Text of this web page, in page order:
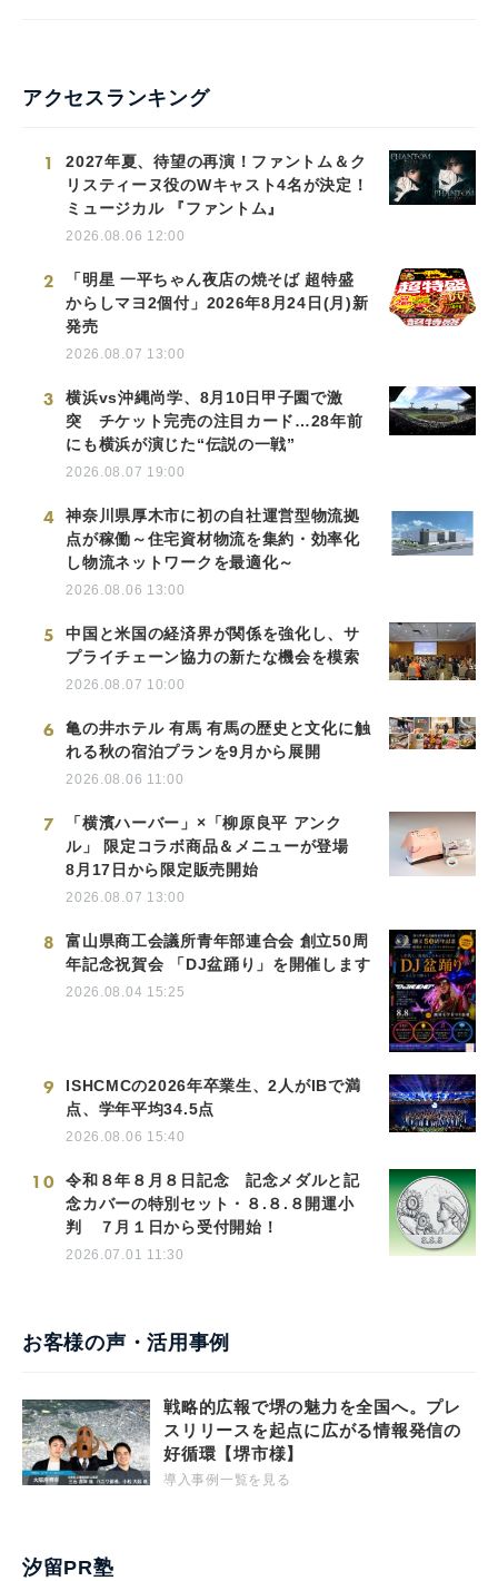
アクセスランキング
1
2027年夏、待望の再演！ファントム＆ク
リスティーヌ役のWキャスト4名が決定！
ミュージカル 『ファントム』
2026.08.06 12:00
2
「明星 一平ちゃん夜店の焼そば 超特盛
からしマヨ2個付」2026年8月24日(月)新
発売
2026.08.07 13:00
3
横浜vs沖縄尚学、8月10日甲子園で激
突 チケット完売の注目カード…28年前
にも横浜が演じた“伝説の一戦”
2026.08.07 19:00
4
神奈川県厚木市に初の自社運営型物流拠
点が稼働～住宅資材物流を集約・効率化
し物流ネットワークを最適化～
2026.08.06 13:00
5
中国と米国の経済界が関係を強化し、サ
プライチェーン協力の新たな機会を模索
2026.08.07 10:00
6
亀の井ホテル 有馬 有馬の歴史と文化に触
れる秋の宿泊プランを9月から展開
2026.08.06 11:00
7
「横濱ハーバー」×「柳原良平 アンク
ル」 限定コラボ商品＆メニューが登場
8月17日から限定販売開始
2026.08.07 13:00
8
富山県商工会議所青年部連合会 創立50周
年記念祝賀会 「DJ盆踊り」を開催します
2026.08.04 15:25
9
ISHCMCの2026年卒業生、2人がIBで満
点、学年平均34.5点
2026.08.06 15:40
10
令和８年８月８日記念 記念メダルと記
念カバーの特別セット・８.８.８開運小
判 ７月１日から受付開始！
2026.07.01 11:30
お客様の声・活用事例
戦略的広報で堺の魅力を全国へ。プレ
スリリースを起点に広がる情報発信の
好循環【堺市様】
導入事例一覧を見る
汐留PR塾